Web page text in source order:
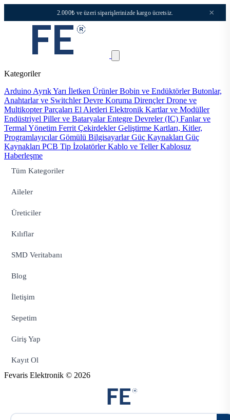
2.000₺ ve üzeri siparişlerinizde kargo ücretsiz. ×
Kategoriler
Arduino Ayrık Yarı İletken ÜrünlerBobin ve EndüktörlerButonlar,
Anahtarlar ve SwitchlerDevre Koruma DirençlerDrone ve
Multikopter Parçaları El Aletleri Elektronik Kartlar ve Modüller
Endüstriyel Piller ve BataryalarEntegre Devreler (IC) Fanlar ve
Termal Yönetim Ferrit ÇekirdeklerGeliştirme Kartları, Kitler,
ProgramlayıcılarGömülü BilgisayarlarGüç Kaynakları Güç
Kaynakları PCB Tip İzolatörlerKablo ve TellerKablosuz
Haberleşme
Tüm Kategoriler
Aileler
Üreticiler
Kılıflar
SMD Veritabanı
Blog
İletişim
Sepetim
Giriş Yap
Kayıt Ol
Fevaris Elektronik © 2026